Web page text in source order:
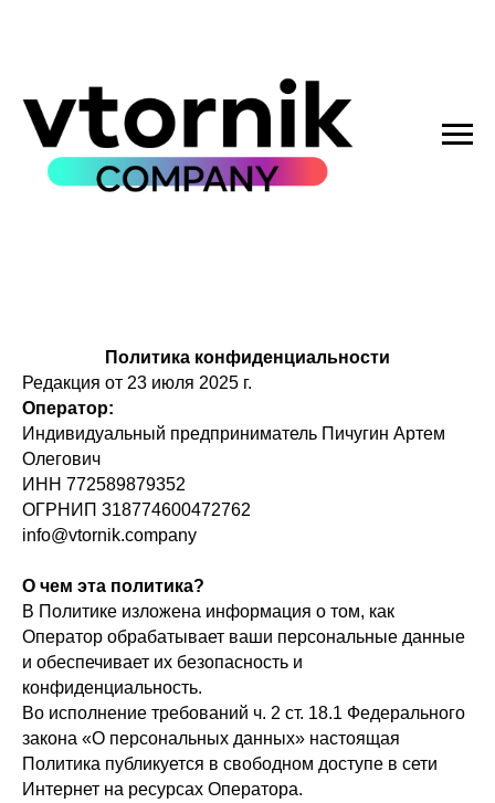
Политика конфиденциальности
Редакция от 23 июля 2025 г.
Оператор:
Индивидуальный предприниматель Пичугин Артем
Олегович
ИНН 772589879352
ОГРНИП 318774600472762
info@vtornik.company
О чем эта политика?
В Политике изложена информация о том, как
Оператор обрабатывает ваши персональные данные
и обеспечивает их безопасность и
конфиденциальность.
Во исполнение требований ч. 2 ст. 18.1 Федерального
закона «О персональных данных» настоящая
Политика публикуется в свободном доступе в сети
Интернет на ресурсах Оператора.